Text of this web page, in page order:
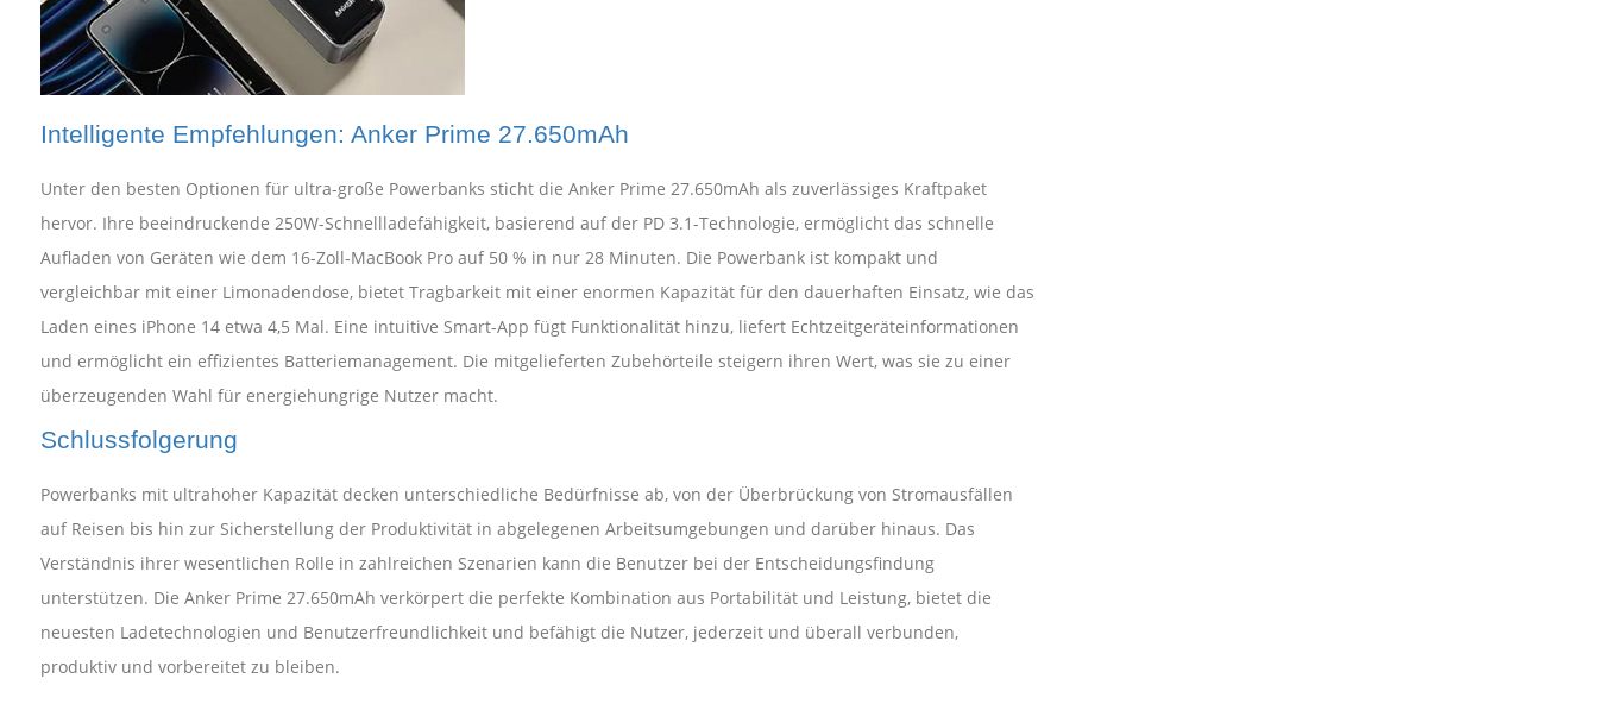
Intelligente Empfehlungen: Anker Prime 27.650mAh
Unter den besten Optionen für ultra-große Powerbanks sticht die Anker Prime 27.650mAh als zuverlässiges Kraftpaket
hervor. Ihre beeindruckende 250W-Schnellladefähigkeit, basierend auf der PD 3.1-Technologie, ermöglicht das schnelle
Aufladen von Geräten wie dem 16-Zoll-MacBook Pro auf 50 % in nur 28 Minuten. Die Powerbank ist kompakt und
vergleichbar mit einer Limonadendose, bietet Tragbarkeit mit einer enormen Kapazität für den dauerhaften Einsatz, wie das
Laden eines iPhone 14 etwa 4,5 Mal. Eine intuitive Smart-App fügt Funktionalität hinzu, liefert Echtzeitgeräteinformationen
und ermöglicht ein effizientes Batteriemanagement. Die mitgelieferten Zubehörteile steigern ihren Wert, was sie zu einer
überzeugenden Wahl für energiehungrige Nutzer macht.
Schlussfolgerung
Powerbanks mit ultrahoher Kapazität decken unterschiedliche Bedürfnisse ab, von der Überbrückung von Stromausfällen
auf Reisen bis hin zur Sicherstellung der Produktivität in abgelegenen Arbeitsumgebungen und darüber hinaus. Das
Verständnis ihrer wesentlichen Rolle in zahlreichen Szenarien kann die Benutzer bei der Entscheidungsfindung
unterstützen. Die Anker Prime 27.650mAh verkörpert die perfekte Kombination aus Portabilität und Leistung, bietet die
neuesten Ladetechnologien und Benutzerfreundlichkeit und befähigt die Nutzer, jederzeit und überall verbunden,
produktiv und vorbereitet zu bleiben.